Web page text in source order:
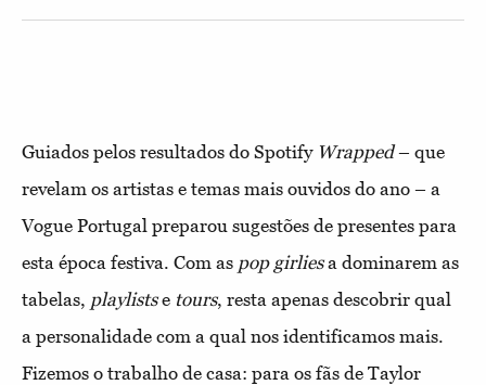
Guiados pelos resultados do Spotify Wrapped– que
revelam os artistas e temas mais ouvidos do ano – a
Vogue Portugal preparou sugestões de presentes para
esta época festiva. Com as pop girliesa dominarem as
tabelas, playlistse tours, resta apenas descobrir qual
a personalidade com a qual nos identificamos mais.
Fizemos o trabalho de casa: para os fãs de Taylor